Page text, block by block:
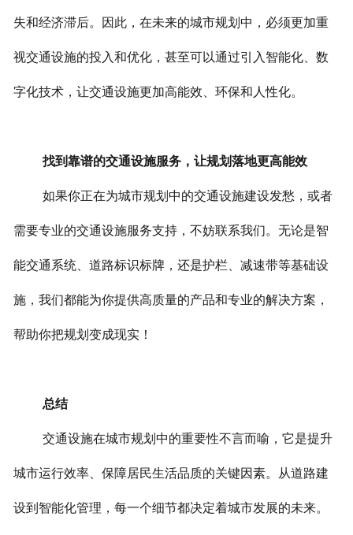
失和经济滞后。因此，在未来的城市规划中，必须更加重
视交通设施的投入和优化，甚至可以通过引入智能化、数
字化技术，让交通设施更加高能效、环保和人性化。
找到靠谱的交通设施服务，让规划落地更高能效
如果你正在为城市规划中的交通设施建设发愁，或者
需要专业的交通设施服务支持，不妨联系我们。无论是智
能交通系统、道路标识标牌，还是护栏、减速带等基础设
施，我们都能为你提供高质量的产品和专业的解决方案，
帮助你把规划变成现实！
总结
交通设施在城市规划中的重要性不言而喻，它是提升
城市运行效率、保障居民生活品质的关键因素。从道路建
设到智能化管理，每一个细节都决定着城市发展的未来。